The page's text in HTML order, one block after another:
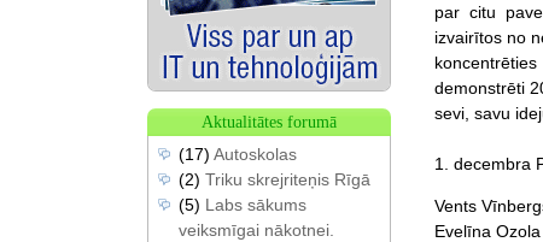
par citu
izvairītos no
demonstrēti
sevi, savu
1. decembra
Vents
Evelīna
Aktualitātes forumā
(17) Autoskolas
(2) Triku skrejriteņis Rīgā
(5) Labs sākums
veiksmīgai nākotnei.